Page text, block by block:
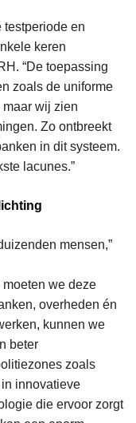
testperiode en
keren
“De toepassing
zoals de uniforme
wij zien
Zo ontbreekt
in dit systeem.
lacunes.”
mensen,”
we deze
overheden én
kunnen we
beter
zoals
innovatieve
die ervoor zorgt